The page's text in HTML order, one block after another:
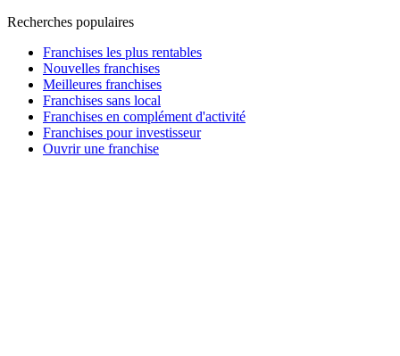
Recherches populaires
Franchises les plus rentables
Nouvelles franchises
Meilleures franchises
Franchises sans local
Franchises en complément d'activité
Franchises pour investisseur
Ouvrir une franchise